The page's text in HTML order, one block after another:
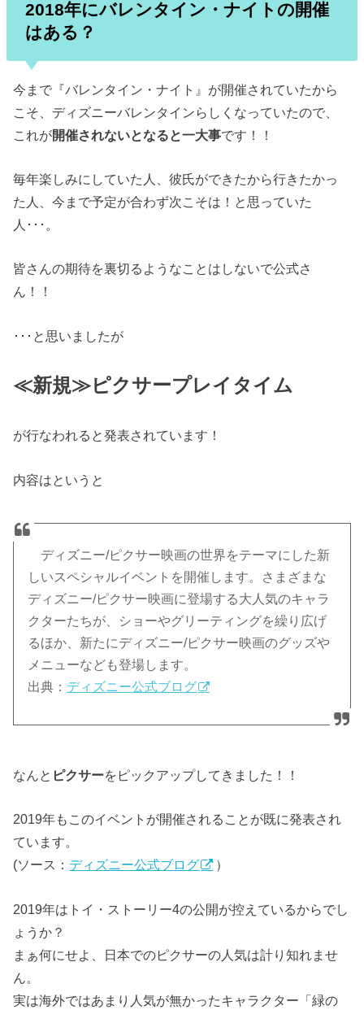
2018年にバレンタイン・ナイトの開催
はある？
今まで『バレンタイン・ナイト』が開催されていたから
こそ、ディズニーバレンタインらしくなっていたので、
これが開催されないとなると一大事です！！
毎年楽しみにしていた人、彼氏ができたから行きたかっ
た人、今まで予定が合わず次こそは！と思っていた
人･･･。
皆さんの期待を裏切るようなことはしないで公式さ
ん！！
･･･と思いましたが
≪新規≫ピクサープレイタイム
が行なわれると発表されています！
内容はというと
ディズニー/ピクサー映画の世界をテーマにした新
しいスペシャルイベントを開催します。さまざまな
ディズニー/ピクサー映画に登場する大人気のキャラ
クターたちが、ショーやグリーティングを繰り広げ
るほか、新たにディズニー/ピクサー映画のグッズや
メニューなども登場します。
出典： ディズニー公式ブログ
なんと ピクサーをピックアップしてきました！！
2019年もこのイベントが開催されることが既に発表され
ています。
(ソース： ディズニー公式ブログ ）
2019年はトイ・ストーリー4の公開が控えているからでし
ょうか？
まぁ何にせよ、日本でのピクサーの人気は計り知れませ
ん。
実は海外ではあまり人気が無かったキャラクター「緑の